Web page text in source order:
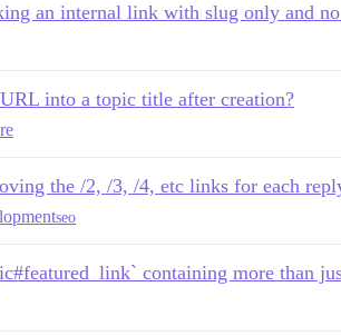
an internal link with slug only and
into a topic title after creation?
the /2, /3, /4, etc links for each
seo
containing more than